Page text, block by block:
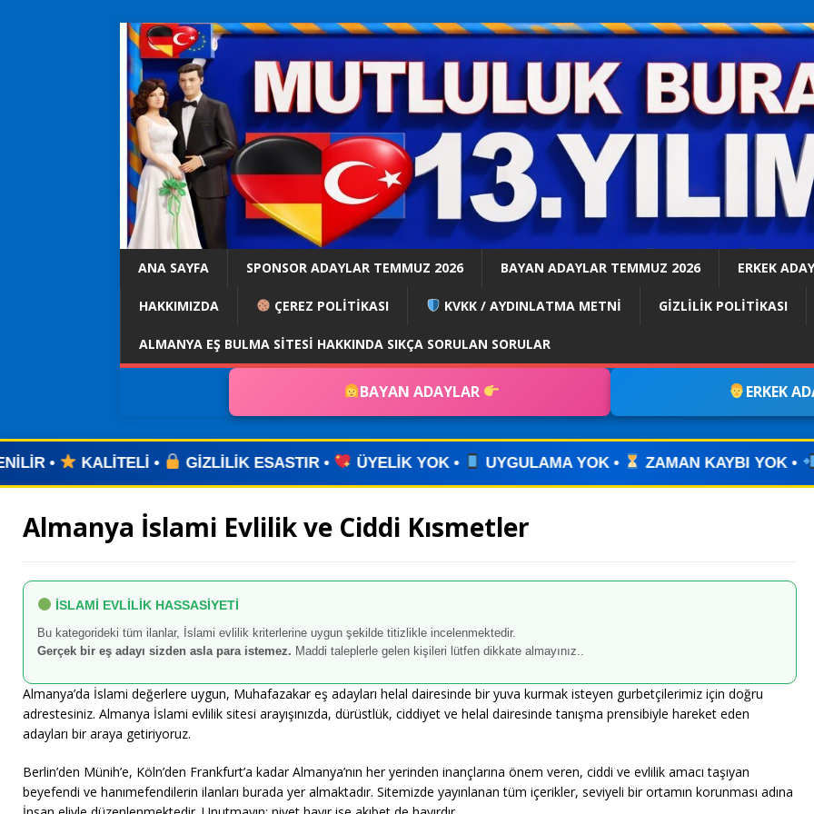
ANA SAYFA SPONSOR ADAYLAR TEMMUZ 2026 BAYAN ADAYLAR TEMMUZ 2026 ERKEK
HAKKIMIZDA ÇEREZ POLİTİKASI KVKK / AYDINLATMA METNİ GİZLİLİK POLİTİKASI
ALMANYA EŞ BULMA SITESI HAKKINDA SIKÇA SORULAN SORULAR
BAYAN ADAYLAR ERKEK
GİZLİLİK ESASTIR • ÜYELİK YOK • UYGULAMA YOK • ZAMAN KAYBI YOK • İLANINIZI
Almanya İslami Evlilik ve Ciddi Kısmetler
İSLAMİ EVLİLİK HASSASİYETİ
Bu kategorideki tüm ilanlar, İslami evlilik kriterlerine uygun şekilde titizlikle incelenmektedir.
Gerçek bir eş adayı sizden asla para istemez. Maddi taleplerle gelen kişileri lütfen dikkate almayınız..
Almanya’da İslami değerlere uygun, Muhafazakar eş adayları helal dairesinde bir yuva kurmak isteyen gurbetçilerimiz için doğru
adrestesiniz. Almanya İslami evlilik sitesi arayışınızda, dürüstlük, ciddiyet ve helal dairesinde tanışma prensibiyle hareket eden
adayları bir araya getiriyoruz.
Berlin’den Münih’e, Köln’den Frankfurt’a kadar Almanya’nın her yerinden inançlarına önem veren, ciddi ve evlilik amacı taşıyan
beyefendi ve hanımefendilerin ilanları burada yer almaktadır. Sitemizde yayınlanan tüm içerikler, seviyeli bir ortamın korunması adına